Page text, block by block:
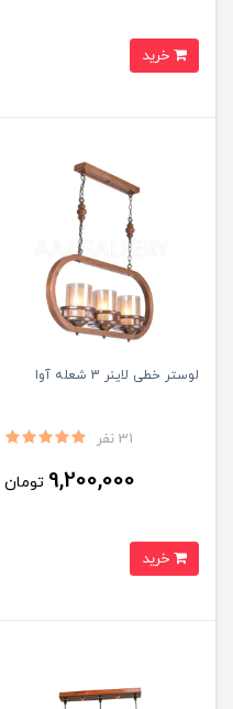
لوستر خطی لاینر 3 شعله آوا
31 نفر
9,200,000 تومان